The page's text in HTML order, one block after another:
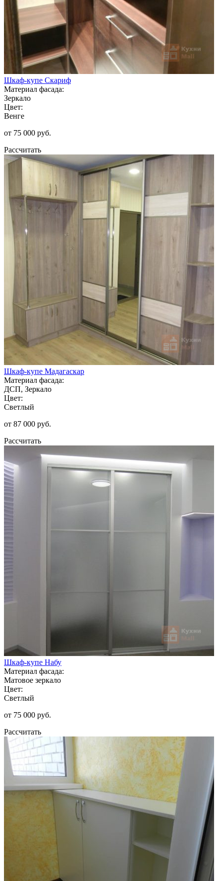
Шкаф-купе Скариф
Материал фасада:
Зеркало
Цвет:
Венге
от 75 000 руб.
Рассчитать
Шкаф-купе Мадагаскар
Материал фасада:
ДСП, Зеркало
Цвет:
Светлый
от 87 000 руб.
Рассчитать
Шкаф-купе Набу
Материал фасада:
Матовое зеркало
Цвет:
Светлый
от 75 000 руб.
Рассчитать